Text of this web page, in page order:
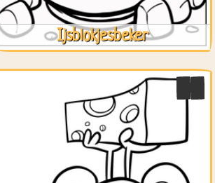
Ijsblokjesbeker